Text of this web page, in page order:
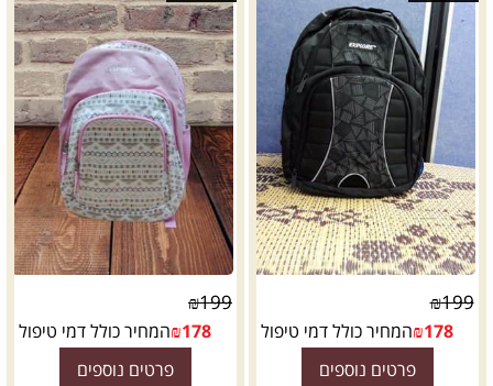
₪199
₪178 המחיר כולל דמי טיפול
פרטים נוספים
₪199
₪178 המחיר כולל דמי טיפול
פרטים נוספים